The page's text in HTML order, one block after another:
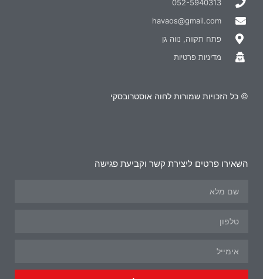
052-5940313
havaos@gmail.com
פתח תקווה, נווה גן
מדיניות פרטיות
© כל הזכויות שמורות לחוה אוסטרובסקי
השאירו פרטים ליצירת קשר וקביעת פגישה